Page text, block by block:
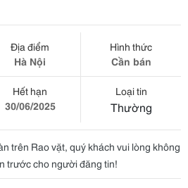
Địa điểm
Hà Nội
Hình thức
Cần bán
Hết hạn
30/06/2025
Loại tin
Thường
trên Rao vặt, quý khách vui lòng không
trước cho người đăng tin!